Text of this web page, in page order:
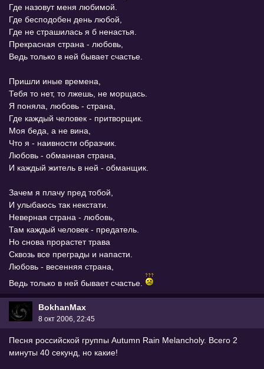
Где назовут меня любимой.
Где бесподобен день любой,
Где не страшилась я б ненастья.
Прекрасная страна - любовь,
Ведь только в ней бывает счастье.
Пришли иные времена,
Тебя то нет, то лжешь, не морщась.
Я поняла, любовь - страна,
Где каждый человек - притворщик.
Моя беда, а не вина,
Что я - наивности образчик.
Любовь - обманная страна,
И каждый житель в ней - обманщик.
Зачем я плачу пред тобой,
И улыбаюсь так некстати.
Неверная страна - любовь,
Там каждый человек - предатель.
Но снова прорастет трава
Сквозь все преграды и напасти.
Любовь - весенняя страна,
Ведь только в ней бывает счастье.
BokhanMax
8 окт 2006, 22:45
Песня российской группы Autumn Rain Melancholy. Всего 2
минуты 40 секунд, но какие!